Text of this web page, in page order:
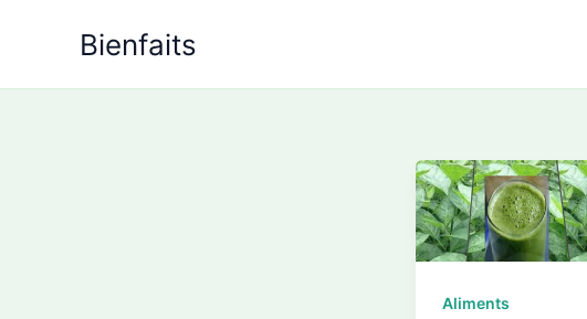
Bienfaits
Aliments